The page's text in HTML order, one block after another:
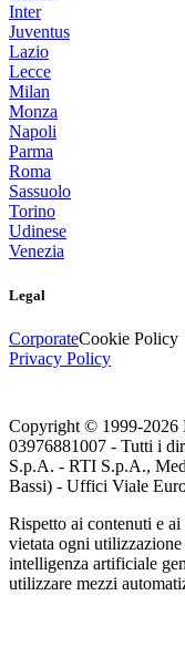
Inter
Juventus
Lazio
Lecce
Milan
Monza
Napoli
Parma
Roma
Sassuolo
Torino
Udinese
Venezia
Legal
CorporateCookie Policy
Privacy Policy
Copyright © 1999-2026
03976881007 - Tutti i
S.p.A. - RTI S.p.A.,
Bassi) - Uffici Viale
Rispetto ai contenuti e
vietata ogni
intelligenza artificiale
utilizzare mezzi